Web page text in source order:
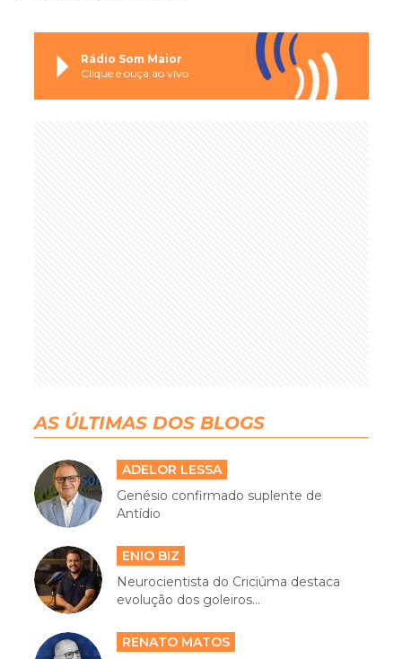
Rádio Som Maior
Clique e ouça ao vivo
AS ÚLTIMAS DOS BLOGS
ADELOR LESSA
Genésio confirmado suplente de
Antídio
ENIO BIZ
Neurocientista do Criciúma destaca
evolução dos goleiros...
RENATO MATOS